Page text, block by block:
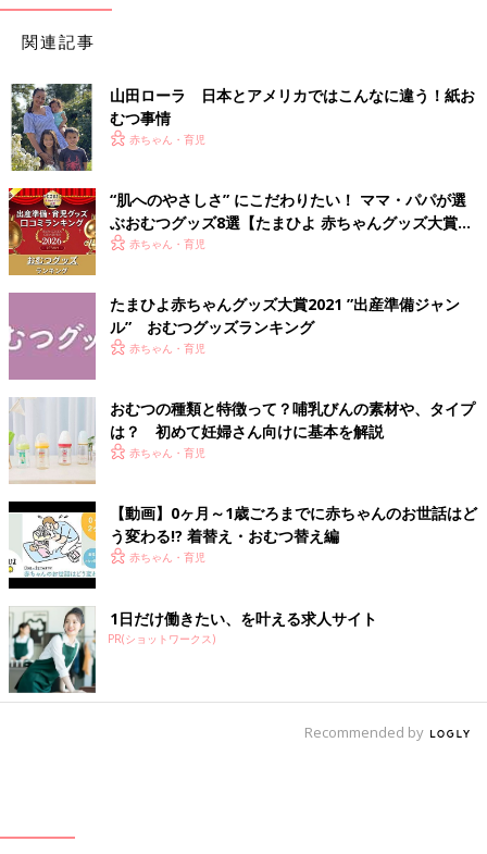
関連記事
山田ローラ 日本とアメリカではこんなに違う！紙お
むつ事情
赤ちゃん・育児
“肌へのやさしさ” にこだわりたい！ ママ・パパが選
ぶおむつグッズ8選【たまひよ 赤ちゃんグッズ大賞
2026】
赤ちゃん・育児
たまひよ赤ちゃんグッズ大賞2021 ”出産準備ジャン
ル” おむつグッズランキング
赤ちゃん・育児
おむつの種類と特徴って？哺乳びんの素材や、タイプ
は？ 初めて妊婦さん向けに基本を解説
赤ちゃん・育児
【動画】0ヶ月～1歳ごろまでに赤ちゃんのお世話はど
う変わる!? 着替え・おむつ替え編
赤ちゃん・育児
1日だけ働きたい、を叶える求人サイト
PR(ショットワークス)
Recommended by